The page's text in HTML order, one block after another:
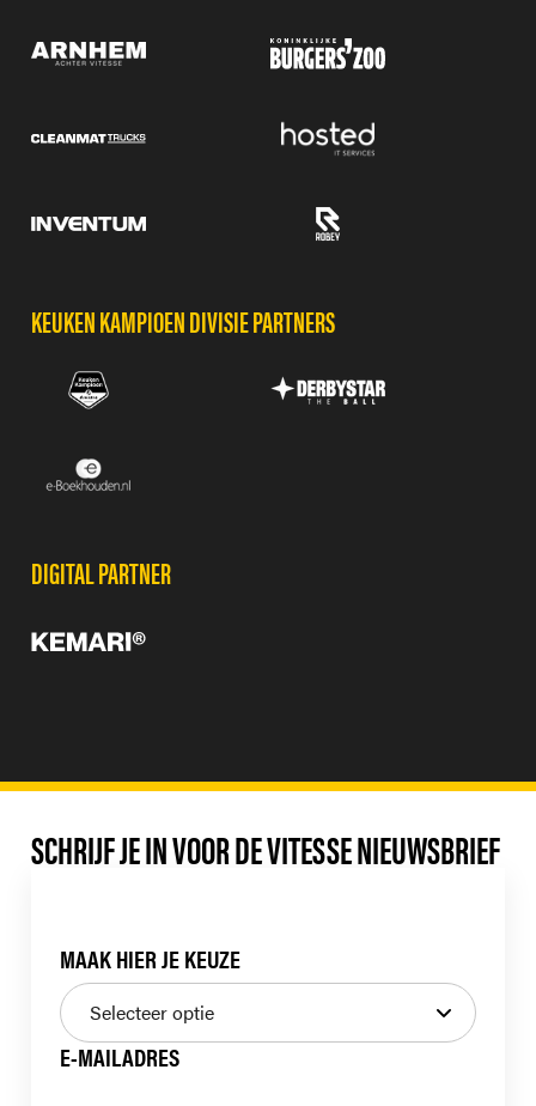
KEUKEN KAMPIOEN DIVISIE PARTNERS
DIGITAL PARTNER
SCHRIJF JE IN VOOR DE VITESSE NIEUWSBRIEF
MAAK HIER JE KEUZE
E-MAILADRES